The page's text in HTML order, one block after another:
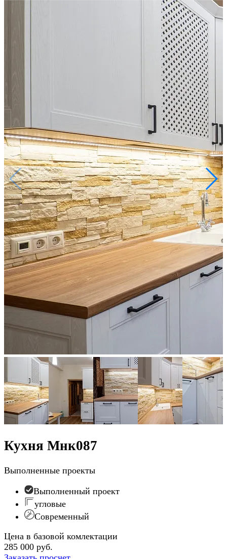
Кухня Мнк087
Выполненные проекты
Выполненный проект
угловые
Современный
Цена в базовой комлектации
285 000 руб.